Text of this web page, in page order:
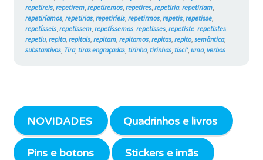
repetireis, repetirem, repetiremos, repetires, repetiria, repetiriam,
repetiríamos, repetirias, repetiríeis, repetirmos, repetis, repetisse,
repetísseis, repetissem, repetíssemos, repetisses, repetiste, repetistes,
repetiu, repita, repitais, repitam, repitamos, repitas, repito, semântica,
substantivos, Tira, tiras engraçadas, tirinha, tirinhas, tisc!’, uma, verbos
NOVIDADES Quadrinhos e livros
Pins e botons Stickers e imãs